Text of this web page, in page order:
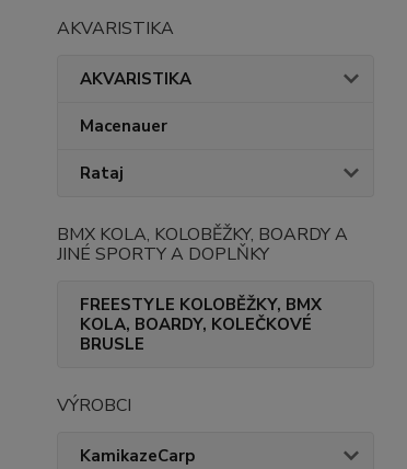
AKVARISTIKA
AKVARISTIKA
Macenauer
Rataj
BMX KOLA, KOLOBĚŽKY, BOARDY A
JINÉ SPORTY A DOPLŇKY
FREESTYLE KOLOBĚŽKY, BMX
KOLA, BOARDY, KOLEČKOVÉ
BRUSLE
VÝROBCI
KamikazeCarp